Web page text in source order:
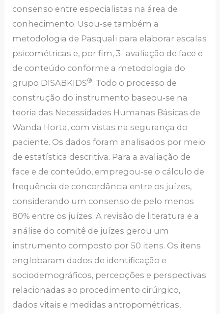
consenso entre especialistas na área de
conhecimento. Usou-se também a
metodologia de Pasquali para elaborar escalas
psicométricas e, por fim, 3- avaliação de face e
de conteúdo conforme a metodologia do
grupo DISABKIDS®. Todo o processo de
construção do instrumento baseou-se na
teoria das Necessidades Humanas Básicas de
Wanda Horta, com vistas na segurança do
paciente. Os dados foram analisados por meio
de estatística descritiva. Para a avaliação de
face e de conteúdo, empregou-se o cálculo de
frequência de concordância entre os juízes,
considerando um consenso de pelo menos
80% entre os juízes. A revisão de literatura e a
análise do comitê de juízes gerou um
instrumento composto por 50 itens. Os itens
englobaram dados de identificação e
sociodemográficos, percepções e perspectivas
relacionadas ao procedimento cirúrgico,
dados vitais e medidas antropométricas,